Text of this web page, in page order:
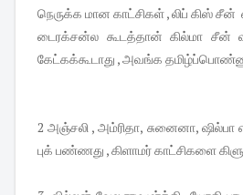
நெருக்க மான காட்சிகள் , லிப் கிஸ் சீன்
டைரக்சன்ல கூடத்தான் கில்மா சீன்
கேட்கக்கூடாது , அவங்க
2 அஞ்சலி , அம்ரிதா, சுனைனா,
புக் பண்ணது , கிளாமர் காட்சிகளை